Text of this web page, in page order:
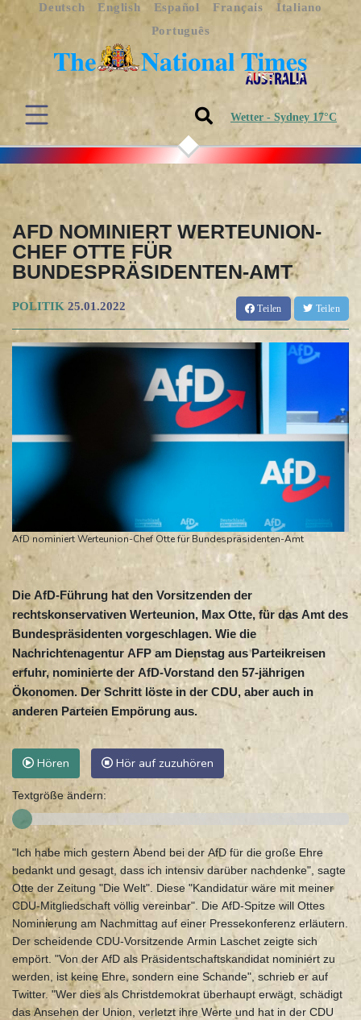
Deutsch English Español Français
Italiano
Português
Wetter - Sydney 17°C
AFD NOMINIERT WERTEUNION-
CHEF OTTE FÜR
BUNDESPRÄSIDENTEN-AMT
POLITIK 25.01.2022 Teilen Teilen
AfD nominiert Werteunion-Chef Otte für Bundespräsidenten-Amt
Die AfD-Führung hat den Vorsitzenden der
rechtskonservativen Werteunion, Max Otte, für das Amt des
Bundespräsidenten vorgeschlagen. Wie die
Nachrichtenagentur AFP am Dienstag aus Parteikreisen
erfuhr, nominierte der AfD-Vorstand den 57-jährigen
Ökonomen. Der Schritt löste in der CDU, aber auch in
anderen Parteien Empörung aus.
Hören Hör auf zuzuhören
Textgröße ändern:
"Ich habe mich gestern Abend bei der AfD für die große Ehre
bedankt und gesagt, dass ich intensiv darüber nachdenke", sagte
Otte der Zeitung "Die Welt". Diese "Kandidatur wäre mit meiner
CDU-Mitgliedschaft völlig vereinbar". Die AfD-Spitze will Ottes
Nominierung am Nachmittag auf einer Pressekonferenz erläutern.
Der scheidende CDU-Vorsitzende Armin Laschet zeigte sich
empört. "Von der AfD als Präsidentschaftskandidat nominiert zu
werden, ist keine Ehre, sondern eine Schande", schrieb er auf
Twitter. "Wer dies als Christdemokrat überhaupt erwägt, schädigt
das Ansehen der Union, verletzt ihre Werte und hat in der CDU